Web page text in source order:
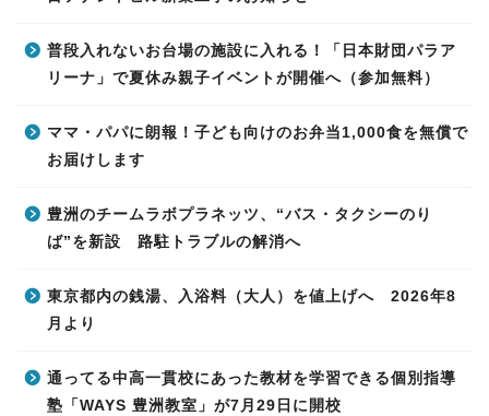
普段入れないお台場の施設に入れる！「日本財団パラア
リーナ」で夏休み親子イベントが開催へ（参加無料）
ママ・パパに朗報！子ども向けのお弁当1,000食を無償で
お届けします
豊洲のチームラボプラネッツ、“バス・タクシーのり
ば”を新設 路駐トラブルの解消へ
東京都内の銭湯、入浴料（大人）を値上げへ 2026年8
月より
通ってる中高一貫校にあった教材を学習できる個別指導
塾「WAYS 豊洲教室」が7月29日に開校